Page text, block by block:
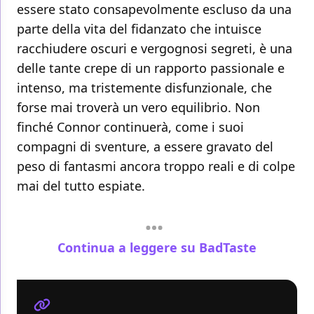
essere stato consapevolmente escluso da una
parte della vita del fidanzato che intuisce
racchiudere oscuri e vergognosi segreti, è una
delle tante crepe di un rapporto passionale e
intenso, ma tristemente disfunzionale, che
forse mai troverà un vero equilibrio. Non
finché Connor continuerà, come i suoi
compagni di sventure, a essere gravato del
peso di fantasmi ancora troppo reali e di colpe
mai del tutto espiate.
Continua a leggere su BadTaste